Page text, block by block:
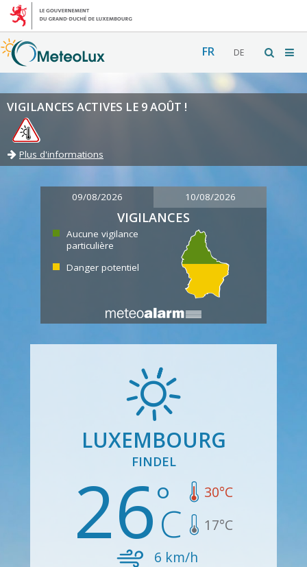
FR DE
VIGILANCES ACTIVES LE 9 AOÛT !
Plus d'informations
09/08/2026 10/08/2026
VIGILANCES
Aucune vigilance
particulière
Danger potentiel
LUXEMBOURG
FINDEL
26 30°C
17°C
6 km/h